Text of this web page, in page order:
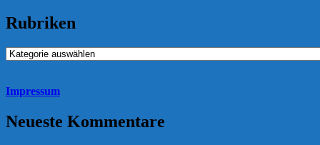
Rubriken
Rubriken
Impressum
Neueste Kommentare